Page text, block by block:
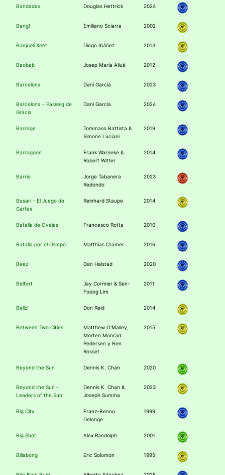
Bandadas Douglas Hettrick 2024
Bang! Emiliano Sciarra 2002
Banjooli Xeet Diego Ibáñez 2013
Baobab Josep María Allué 2012
Barcelona Dani García 2023
Barcelona - Passeig de
Gràcia
Dani García 2024
Barrage
Tommaso Battista &
Simone Luciani
2019
Barragoon
Frank Warneke &
Robert Witter
2014
Barrio
Jorge Tabanera
Redondo
2023
Basari - El Juego de
Cartas
Reinhard Staupe 2014
Batalla de Ovejas Francesco Rotta 2010
Batalla por el Olimpo Matthias Cramer 2016
Beez Dan Halstad 2020
Belfort
Jay Cormier & Sen-
Foong Lim
2011
Bellz! Don Reid 2014
Between Two Cities
Matthew O’Malley,
Morten Monrad
Pedersen y Ben
Rosset
2015
Beyond the Sun Dennis K. Chan 2020
Beyond the Sun -
Leaders of the Sun
Dennis K. Chan &
Joseph Summa
2023
Big City
Franz-Benno
Delonge
1999
Big Shot Alex Randolph 2001
Billabong Eric Solomon 1995